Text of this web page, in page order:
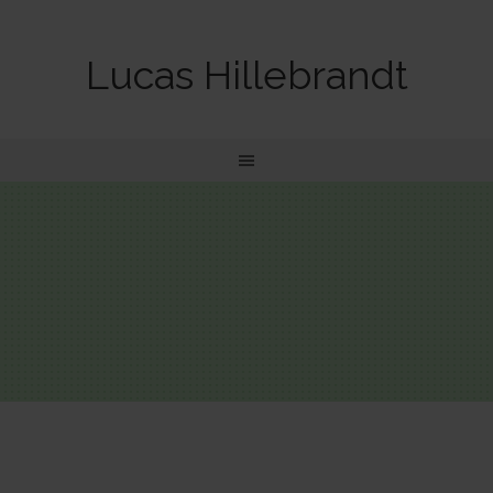
Lucas Hillebrandt